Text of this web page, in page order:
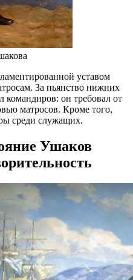
уставом
За пьянство нижних
командиров: он требовал от
матросов. Кроме того,
среди служащих.
Ушаков